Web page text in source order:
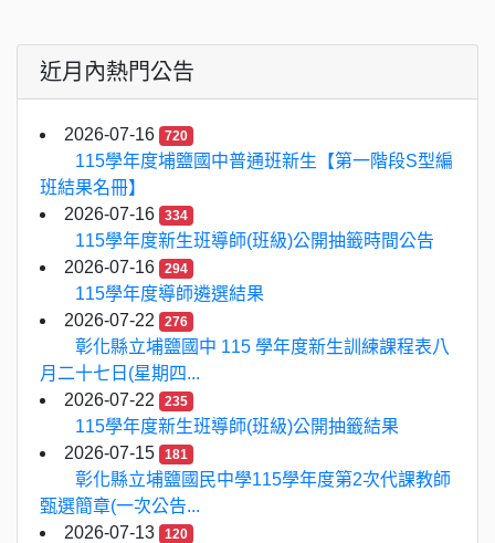
近月內熱門公告
2026-07-16 720
115學年度埔鹽國中普通班新生【第一階段S型編
班結果名冊】
2026-07-16
334
115學年度新生班導師(班級)公開抽籤時間公告
2026-07-16
294
115學年度導師遴選結果
2026-07-22
276
彰化縣立埔鹽國中 115 學年度新生訓練課程表八
月二十七日(星期四...
2026-07-22
235
115學年度新生班導師(班級)公開抽籤結果
2026-07-15
181
彰化縣立埔鹽國民中學115學年度第2次代課教師
甄選簡章(一次公告...
2026-07-13
120